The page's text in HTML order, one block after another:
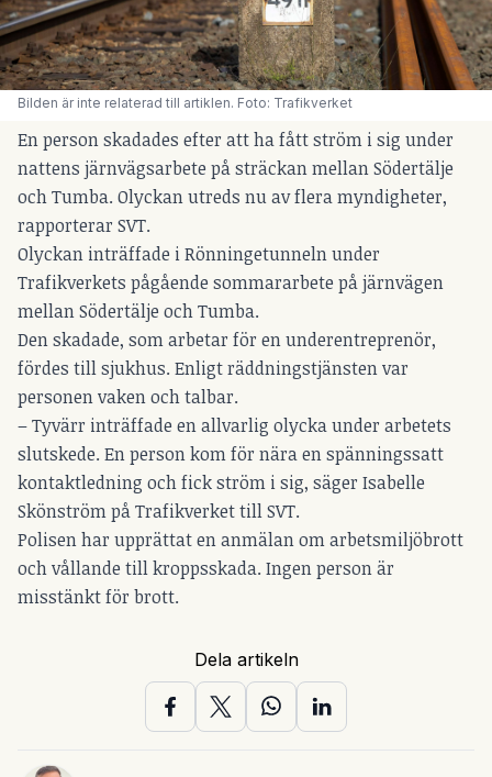
Bilden är inte relaterad till artiklen. Foto: Trafikverket
En person skadades efter att ha fått ström i sig under
nattens järnvägsarbete på sträckan mellan Södertälje
och Tumba. Olyckan utreds nu av flera myndigheter,
rapporterar SVT.
Olyckan inträffade i Rönningetunneln under
Trafikverkets pågående sommararbete på järnvägen
mellan Södertälje och Tumba.
Den skadade, som arbetar för en underentreprenör,
fördes till sjukhus. Enligt räddningstjänsten var
personen vaken och talbar.
– Tyvärr inträffade en allvarlig olycka under arbetets
slutskede. En person kom för nära en spänningssatt
kontaktledning och fick ström i sig, säger Isabelle
Skönström på Trafikverket till SVT.
Polisen har upprättat en anmälan om arbetsmiljöbrott
och vållande till kroppsskada. Ingen person är
misstänkt för brott.
Dela artikeln